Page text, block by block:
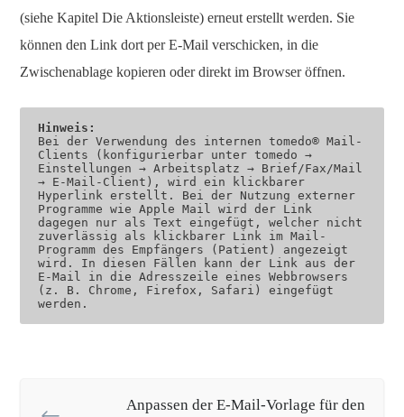
(siehe Kapitel Die Aktionsleiste) erneut erstellt werden. Sie
können den Link dort per E-Mail verschicken, in die
Zwischenablage kopieren oder direkt im Browser öffnen.
Hinweis:
Bei der Verwendung des internen tomedo® Mail-
Clients (konfigurierbar unter tomedo →
Einstellungen → Arbeitsplatz → Brief/Fax/Mail
→ E-Mail-Client), wird ein klickbarer
Hyperlink erstellt. Bei der Nutzung externer
Programme wie Apple Mail wird der Link
dagegen nur als Text eingefügt, welcher nicht
zuverlässig als klickbarer Link im Mail-
Programm des Empfängers (Patient) angezeigt
wird. In diesen Fällen kann der Link aus der
E-Mail in die Adresszeile eines Webbrowsers
(z. B. Chrome, Firefox, Safari) eingefügt
werden.
Anpassen der E-Mail-Vorlage für den